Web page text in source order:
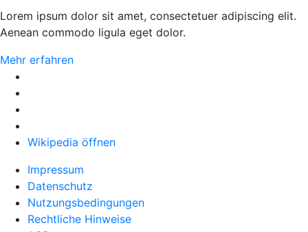
Lorem ipsum dolor sit amet, consectetuer adipiscing elit.
Aenean commodo ligula eget dolor.
Mehr erfahren
Wikipedia öffnen
Impressum
Datenschutz
Nutzungsbedingungen
Rechtliche Hinweise